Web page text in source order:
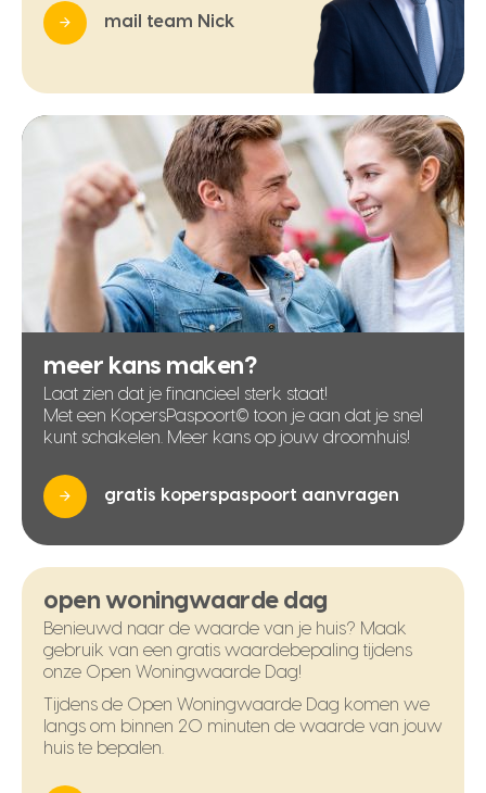
mail team Nick
meer kans maken?
Laat zien dat je financieel sterk staat!
Met een KopersPaspoort© toon je aan dat je snel
kunt schakelen. Meer kans op jouw droomhuis!
gratis koperspaspoort aanvragen
open woningwaarde dag
Benieuwd naar de waarde van je huis? Maak
gebruik van een gratis waardebepaling tijdens
onze Open Woningwaarde Dag!
Tijdens de Open Woningwaarde Dag komen we
langs om binnen 20 minuten de waarde van jouw
huis te bepalen.